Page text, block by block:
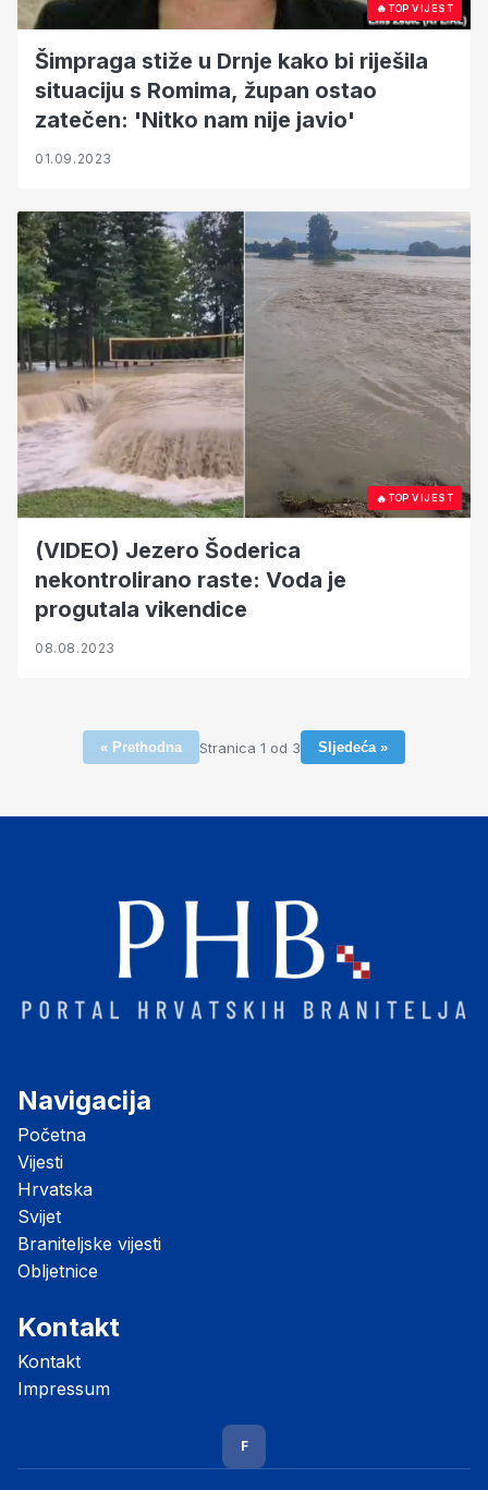
🔥TOP VIJEST
Šimpraga stiže u Drnje kako bi riješila
situaciju s Romima, župan ostao
zatečen: 'Nitko nam nije javio'
01.09.2023
🔥TOP VIJEST
(VIDEO) Jezero Šoderica
nekontrolirano raste: Voda je
progutala vikendice
08.08.2023
« Prethodna Stranica 1 od 3 Sljedeća »
Navigacija
Početna
Vijesti
Hrvatska
Svijet
Braniteljske vijesti
Obljetnice
Kontakt
Kontakt
Impressum
F